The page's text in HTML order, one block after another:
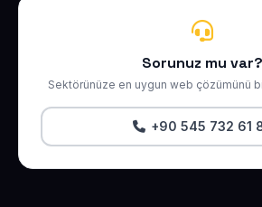
Sorunuz mu var?
Sektörünüze en uygun web çözümünü
+90 545 732 61